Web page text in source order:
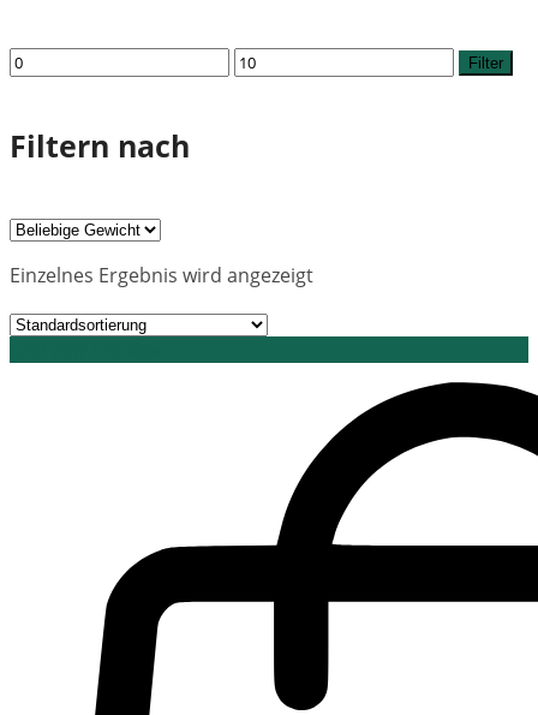
Min.
Preis
Max.
Preis
Filter
Filtern nach
Einzelnes Ergebnis wird angezeigt